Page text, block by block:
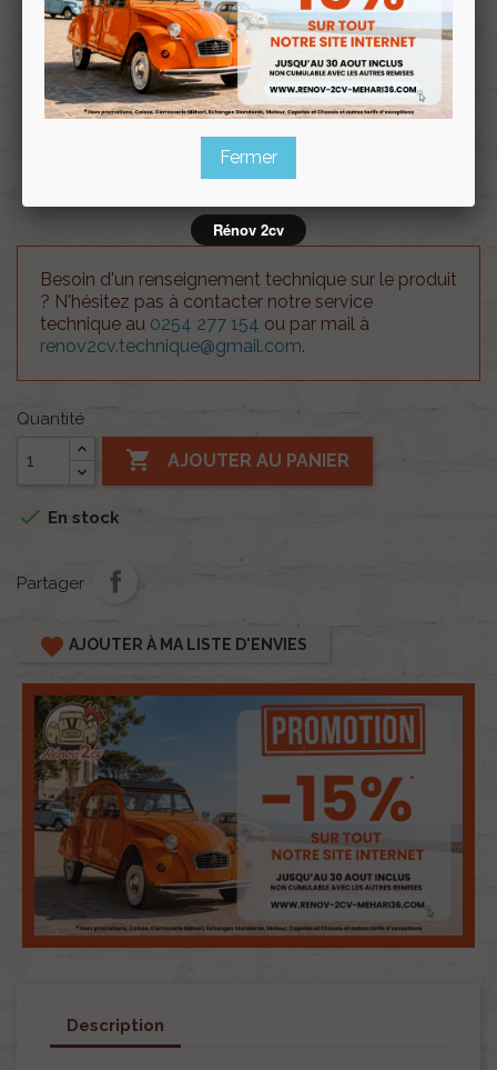
Profitez de prix remisés
avec la Carte clubRenov 2cv
Souscrire
au clubRenov 2cv
Besoin d'un renseignement technique sur le produit
? N'hésitez pas à contacter notre service
technique au 0254 277 154 ou par mail à
renov2cv.technique@gmail.com.
Quantité
 AJOUTER AU PANIER
 En stock
Partager
favorite AJOUTER À MA LISTE D'ENVIES
Description
Fermer
Rénov 2cv